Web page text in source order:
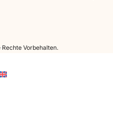
Vorbehalten.